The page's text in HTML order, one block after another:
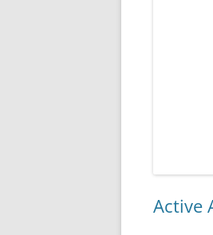
Active